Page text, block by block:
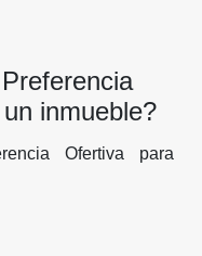
inmueble?
Ofertiva para